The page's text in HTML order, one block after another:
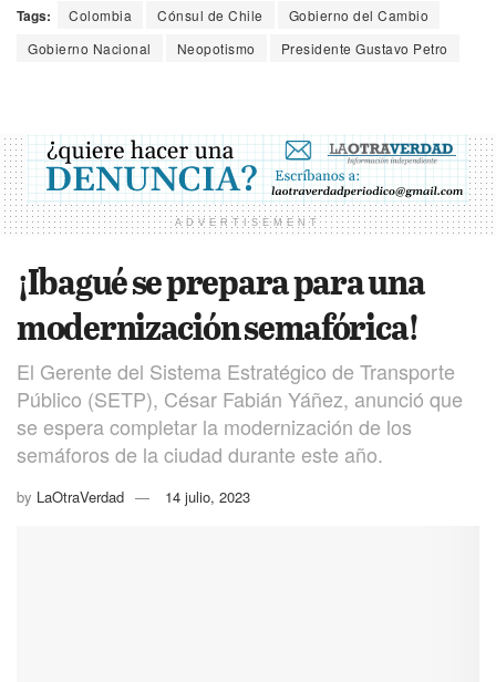
Tags: Colombia Cónsul de Chile
Gobierno del Cambio
Gobierno Nacional
Neopotismo Presidente Gustavo Petro
ADVERTISEMENT
¡Ibagué se prepara para una
modernización semafórica!
El Gerente del Sistema Estratégico de Transporte
Público (SETP), César Fabián Yáñez, anunció que
se espera completar la modernización de los
semáforos de la ciudad durante este año.
by LaOtraVerdad 14 julio, 2023